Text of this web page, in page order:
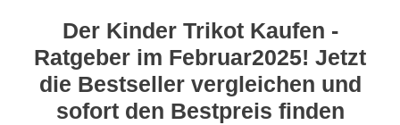
Der Kinder Trikot Kaufen -
Ratgeber im Februar2025! Jetzt
die Bestseller vergleichen und
sofort den Bestpreis finden